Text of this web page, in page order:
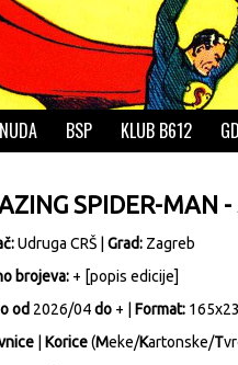
BSP KLUB B612
SPIDER-MAN -
Udruga CRŠ Grad: Zagreb
brojeva: + [popis edicije]
od 2026/04do + | Format:
Korice(Meke/Kartonske/T